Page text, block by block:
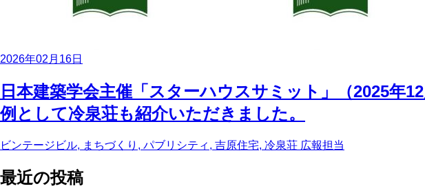
2026年02月16日
日本建築学会主催「スターハウスサミット」（2025年
例として冷泉荘も紹介いただきました。
ビンテージビル, まちづくり, パブリシティ, 吉原住宅, 冷泉荘 広報担当
最近の投稿